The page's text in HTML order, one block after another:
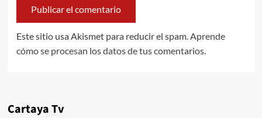
Este sitio usa Akismet para reducir el spam. Aprende
cómo se procesan los datos de tus comentarios.
Cartaya Tv